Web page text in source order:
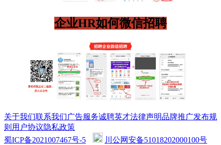
企业HR如何微信招聘
关于我们联系我们广告服务诚聘英才法律声明品牌推广发布规
则 用户协议隐私政策
蜀ICP备2021007467号-5
川公网安备51018202000100号